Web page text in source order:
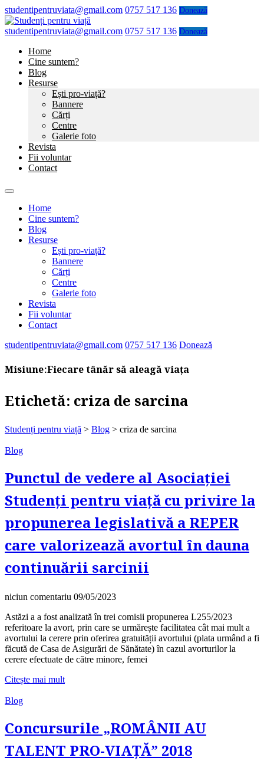
studentipentruviata@gmail.com 0757 517 136 Donează
studentipentruviata@gmail.com 0757 517 136 Donează
Home
Cine suntem?
Blog
Resurse
Ești pro-viață?
Bannere
Cărți
Centre
Galerie foto
Revista
Fii voluntar
Contact
Home
Cine suntem?
Blog
Resurse
Ești pro-viață?
Bannere
Cărți
Centre
Galerie foto
Revista
Fii voluntar
Contact
studentipentruviata@gmail.com 0757 517 136 Donează
Misiune:Fiecare tânăr să aleagă viața
Etichetă: criza de sarcina
Studenți pentru viață > Blog > criza de sarcina
Blog
Punctul de vedere al Asociației
Studenți pentru viață cu privire la
propunerea legislativă a REPER
care valorizează avortul în dauna
continuării sarcinii
niciun comentariu 09/05/2023
Astăzi a a fost analizată în trei comisii propunerea L255/2023
referitoare la avort, prin care se urmărește facilitatea cât mai mult a
avortului la cerere prin oferirea gratuității avortului (plata urmând a fi
făcută de Casa de Asigurări de Sănătate) în cazul avorturilor la
cerere efectuate de către minore, femei
Citește mai mult
Blog
Concursurile „ROMÂNII AU
TALENT PRO-VIAȚĂ” 2018